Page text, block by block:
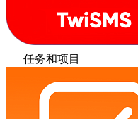
任务和项目